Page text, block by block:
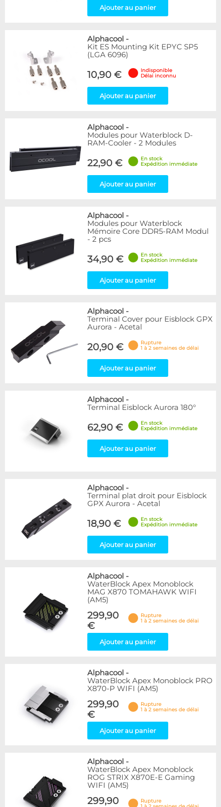
Ajouter au panier
Alphacool -
Kit ES Mounting Kit EPYC SP5
(LGA 6096)
10,90 €
Indisponible
Délai inconnu
Ajouter au panier
Alphacool -
Modules pour Waterblock D-
RAM-Cooler - 2 Modules
22,90 €
En stock
Expédition immédiate
Ajouter au panier
Alphacool -
Modules pour Waterblock
Mémoire Core DDR5-RAM Modul
- 2 pcs
34,90 €
En stock
Expédition immédiate
Ajouter au panier
Alphacool -
Terminal Cover pour Eisblock GPX
Aurora - Acetal
20,90 €
Rupture
1 à 2 semaines de délai
Ajouter au panier
Alphacool -
Terminal Eisblock Aurora 180°
62,90 €
En stock
Expédition immédiate
Ajouter au panier
Alphacool -
Terminal plat droit pour Eisblock
GPX Aurora - Acetal
18,90 €
En stock
Expédition immédiate
Ajouter au panier
Alphacool -
WaterBlock Apex Monoblock
MAG X870 TOMAHAWK WIFI
(AM5)
299,90
€
Rupture
1 à 2 semaines de délai
Ajouter au panier
Alphacool -
WaterBlock Apex Monoblock PRO
X870-P WIFI (AM5)
299,90
€
Rupture
1 à 2 semaines de délai
Ajouter au panier
Alphacool -
WaterBlock Apex Monoblock
ROG STRIX X870E-E Gaming
WIFI (AM5)
299,90
Rupture